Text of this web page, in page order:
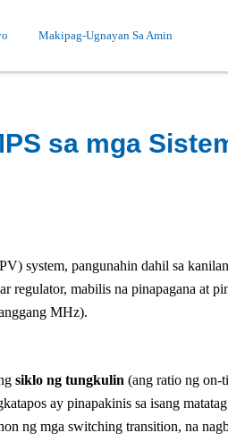
Makipag-Ugnayan Sa Amin
sa mga
system, pangunahin dahil sa
regulator, mabilis na pinapagana at
MHz).
siklo ng tungkulin (ang ratio ng on-
ay pinapakinis sa isang
ng mga switching transition, na